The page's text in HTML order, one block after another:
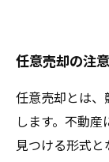
任意売却の注
任意売却とは
します。不動
見つける形式と